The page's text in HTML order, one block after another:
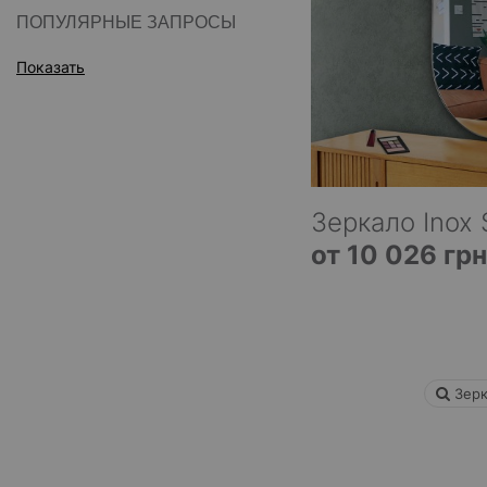
ПОПУЛЯРНЫЕ ЗАПРОСЫ
Показать
Зеркало Inox
от 10 026 грн